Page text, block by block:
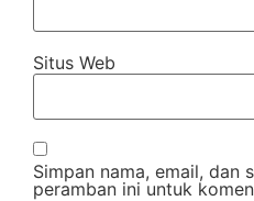
Situs Web
Simpan nama, email, dan
peramban ini untuk